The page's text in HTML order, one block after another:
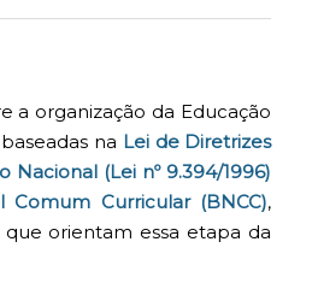
a organização da Educação
na Lei de Diretrizes
Nacional (Lei nº 9.394/1996)
Comum Curricular (BNCC),
orientam essa etapa da